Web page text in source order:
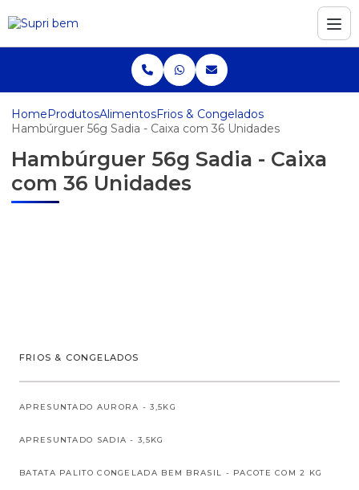
HomeProdutosAlimentosFrios & Congelados
Hambúrguer 56g Sadia - Caixa com 36 Unidades
Hambúrguer 56g Sadia - Caixa
com 36 Unidades
FRIOS & CONGELADOS
APRESUNTADO AURORA - 3,5KG
APRESUNTADO SADIA - 3,5KG
BATATA PALITO CONGELADA BEM BRASIL - PACOTE COM 2 KG